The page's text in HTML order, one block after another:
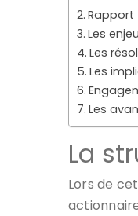
Rapport
Les
Les
Les
Les
La
Lors de